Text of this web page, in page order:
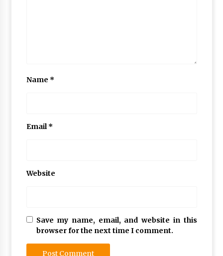
Name *
Email*
Website
Save my name, email, and website in this
browser for the next time I comment.